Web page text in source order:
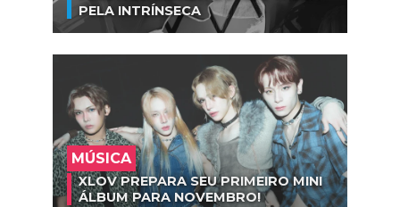
PELA INTRÍNSECA
MÚSICA
XLOV PREPARA SEU PRIMEIRO MINI
ÁLBUM PARA NOVEMBRO!